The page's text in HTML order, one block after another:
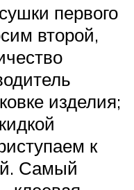
первого
второй,
изделия;
к
Самый